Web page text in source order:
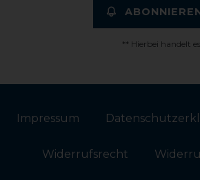
** Hierbei handelt
Impressum
Widerrufs­recht